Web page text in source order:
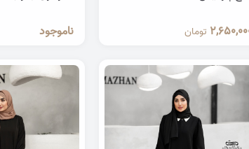
تومان
ناموجود